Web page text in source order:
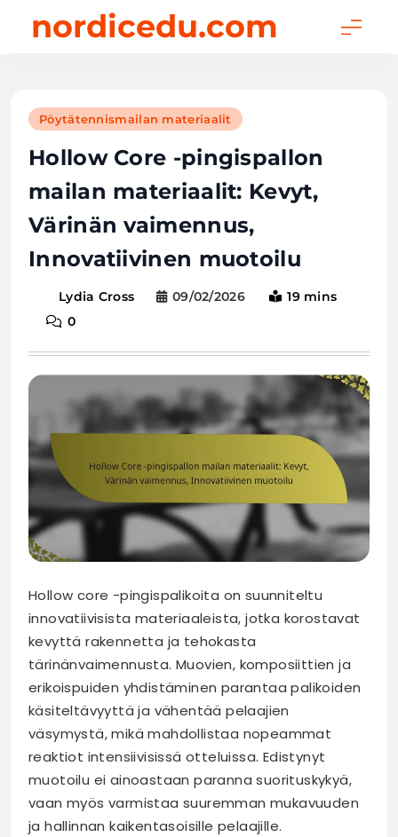
nordicedu.com
Pöytätennismailan materiaalit
Hollow Core -pingispallon
mailan materiaalit: Kevyt,
Värinän vaimennus,
Innovatiivinen muotoilu
Lydia Cross 09/02/2026
19 mins
0
Hollow core -pingispalikoita on suunniteltu
innovatiivisista materiaaleista, jotka korostavat
kevyttä rakennetta ja tehokasta
tärinänvaimennusta. Muovien, komposiittien ja
erikoispuiden yhdistäminen parantaa palikoiden
käsiteltävyyttä ja vähentää pelaajien
väsymystä, mikä mahdollistaa nopeammat
reaktiot intensiivisissä otteluissa. Edistynyt
muotoilu ei ainoastaan paranna suorituskykyä,
vaan myös varmistaa suuremman mukavuuden
ja hallinnan kaikentasoisille pelaajille.